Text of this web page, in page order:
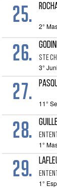
25. 2°
26. STE
3°
27. 11°
28.
1°
29.
1°